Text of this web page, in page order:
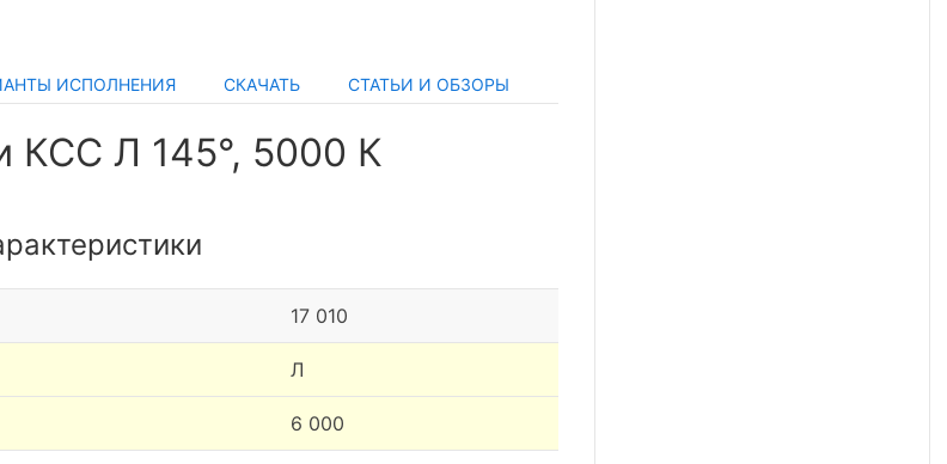
ИСПОЛНЕНИЯ СКАЧАТЬ СТАТЬИ И ОБЗОРЫ
КСС Л 145°, 5000 К
17 010
Л
6 000